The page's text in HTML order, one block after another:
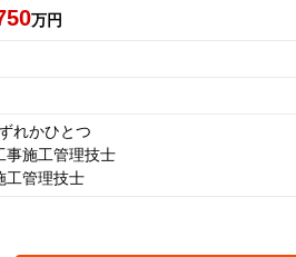
万円
れかひとつ
事施工管理技士
工管理技士